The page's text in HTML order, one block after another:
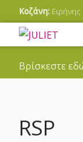
Κοζάνη:
Βρίσκεστε
RSP